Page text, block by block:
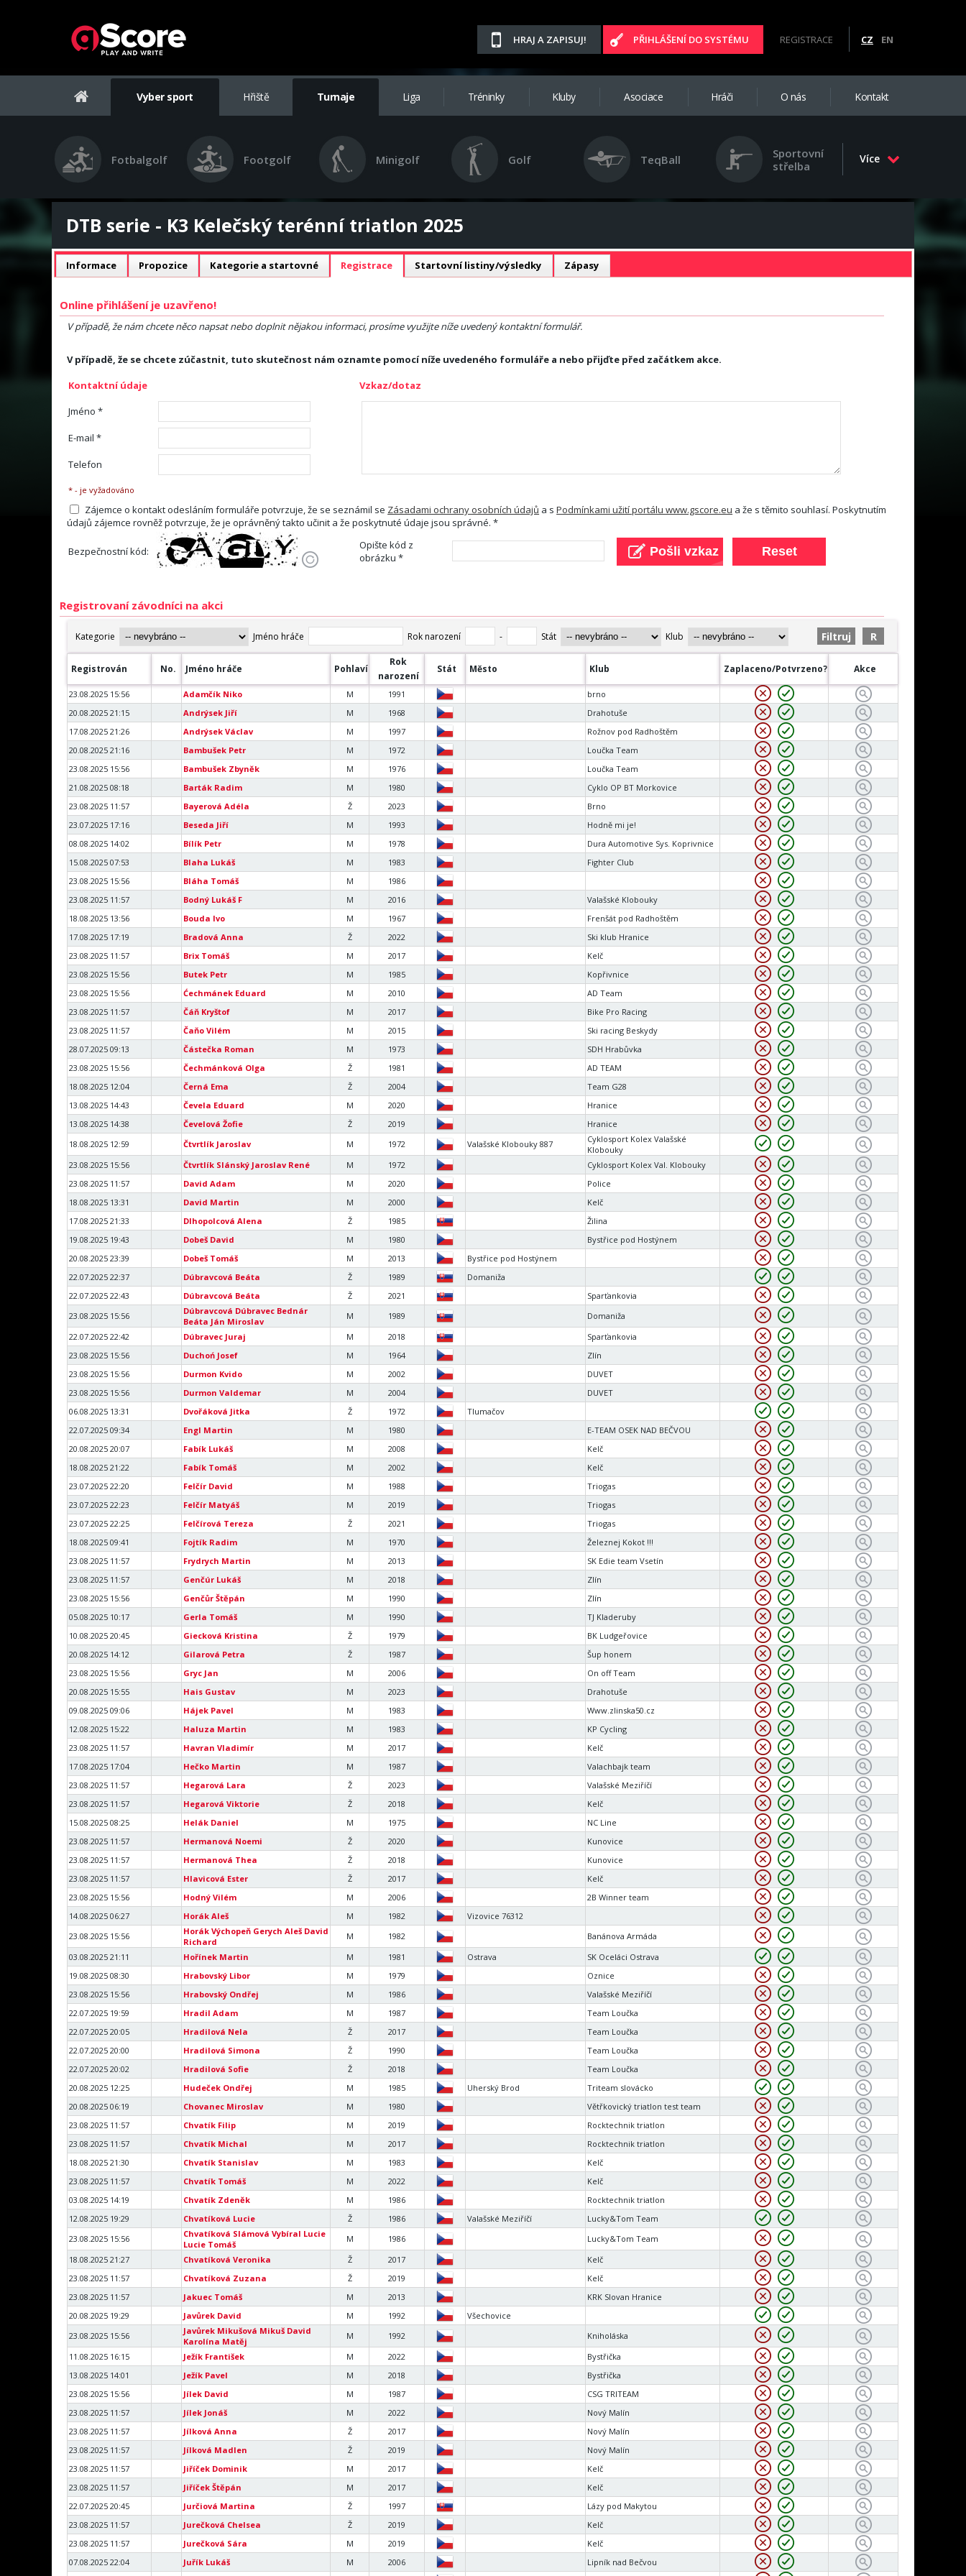
HRAJ A ZAPISUJ! PŘIHLÁŠENÍ DO SYSTÉMU REGISTRACE CZ EN
Vyber sport Hřiště Turnaje Liga Tréninky Kluby Asociace Hráči O nás Kontakt
Fotbalgolf Footgolf Minigolf Golf TeqBall
Sportovní
střelba
Více
DTB serie - K3 Kelečský terénní triatlon 2025
Informace Propozice Kategorie a startovné Registrace Startovní listiny/výsledky Zápasy
Online přihlášení je uzavřeno!
V případě, že nám chcete něco napsat nebo doplnit nějakou informaci, prosíme využijte níže uvedený kontaktní formulář.
V případě, že se chcete zúčastnit, tuto skutečnost nám oznamte pomocí níže uvedeného formuláře a nebo přijďte před začátkem akce.
Kontaktní údaje
Jméno *
E-mail *
Telefon
* - je vyžadováno
Vzkaz/dotaz
Zájemce o kontakt odesláním formuláře potvrzuje, že se seznámil se Zásadami ochrany osobních údajů a sPodmínkami užití portálu www.gscore.eu a že s těmito souhlasí. Poskytnutím
údajů zájemce rovněž potvrzuje, že je oprávněný takto učinit a že poskytnuté údaje jsou správné. *
Bezpečnostní kód:
Opište kód z
obrázku *
Registrovaní závodníci na akci
Registrován No. Jméno hráče Pohlaví
Rok
narození
Stát Město Klub Zaplaceno/Potvrzeno? Akce
23.08.2025 15:56 Adamčík Niko M 1991
brno
20.08.2025 21:15
Andrýsek Jiří M 1968
Drahotuše
17.08.2025 21:26
Andrýsek Václav M 1997
Rožnov pod Radhoštěm
20.08.2025 21:16
Bambušek Petr M 1972
Loučka Team
23.08.2025 15:56
Bambušek Zbyněk M 1976
Loučka Team
21.08.2025 08:18
Barták Radim M 1980
Cyklo OP BT Morkovice
23.08.2025 11:57
Bayerová Adéla Ž 2023
Brno
23.07.2025 17:16
Beseda Jiří M 1993
Hodně mi je!
08.08.2025 14:02
Bílík Petr M 1978
Dura Automotive Sys. Koprivnice
15.08.2025 07:53
Blaha Lukáš M 1983
Fighter Club
23.08.2025 15:56
Bláha Tomáš M
1986
23.08.2025 11:57
Bodný Lukáš F M 2016
Valašské Klobouky
18.08.2025 13:56
Bouda Ivo M 1967
Frenšát pod Radhoštěm
17.08.2025 17:19
Bradová Anna Ž 2022
Ski klub Hranice
23.08.2025 11:57
Brix Tomáš M 2017
Kelč
23.08.2025 15:56
Butek Petr M 1985
Kopřivnice
23.08.2025 15:56
Ćechmánek Eduard M 2010
AD Team
23.08.2025 11:57
Čáň Kryštof M 2017
Bike Pro Racing
23.08.2025 11:57
Čaňo Vilém M 2015
Ski racing Beskydy
28.07.2025 09:13
Částečka Roman M 1973
SDH Hrabůvka
23.08.2025 15:56
Čechmánková Olga Ž 1981
AD TEAM
18.08.2025 12:04
Černá Ema Ž 2004
Team G28
13.08.2025 14:43
Čevela Eduard M 2020
Hranice
13.08.2025 14:38
Čevelová Žofie Ž 2019
Hranice
18.08.2025 12:59
Čtvrtlík Jaroslav M 1972 Valašské Klobouky 887
Cyklosport Kolex Valašské
Klobouky
23.08.2025 15:56
Čtvrtlík Slánský Jaroslav René M 1972
Cyklosport Kolex Val. Klobouky
23.08.2025 11:57
David Adam M 2020
Police
18.08.2025 13:31
David Martin M 2000
Kelč
17.08.2025 21:33
Dlhopolcová Alena Ž 1985
Žilina
19.08.2025 19:43
Dobeš David M 1980
Bystřice pod Hostýnem
20.08.2025 23:39
Dobeš Tomáš M 2013
Bystřice pod Hostýnem
22.07.2025 22:37
Dúbravcová Beáta Ž 1989
Domaniža
22.07.2025 22:43
Dúbravcová Beáta Ž 2021
Sparťankovia
23.08.2025 15:56
Dúbravcová Dúbravec Bednár
Beáta Ján Miroslav
M 1989
Domaniža
22.07.2025 22:42
Dúbravec Juraj M 2018
Sparťankovia
23.08.2025 15:56
Duchoń Josef M 1964
Zlín
23.08.2025 15:56
Durmon Kvido M 2002
DUVET
23.08.2025 15:56
Durmon Valdemar M 2004
DUVET
06.08.2025 13:31
Dvořáková Jitka Ž 1972
Tlumačov
22.07.2025 09:34
Engl Martin M 1980
E-TEAM OSEK NAD BEČVOU
20.08.2025 20:07
Fabík Lukáš M 2008
Kelč
18.08.2025 21:22
Fabík Tomáš M 2002
Kelč
23.07.2025 22:20
Felčír David M 1988
Triogas
23.07.2025 22:23
Felčír Matyáš M 2019
Triogas
23.07.2025 22:25
Felčírová Tereza Ž 2021
Triogas
18.08.2025 09:41
Fojtík Radim M 1970
Železnej Kokot !!!
23.08.2025 11:57
Frydrych Martin M 2013
SK Edie team Vsetín
23.08.2025 11:57
Genčúr Lukáš M 2018
Zlín
23.08.2025 15:56
Genčůr Štěpán M 1990
Zlín
05.08.2025 10:17
Gerla Tomáš M 1990
TJ Kladeruby
10.08.2025 20:45
Giecková Kristina Ž 1979
BK Ludgeřovice
20.08.2025 14:12
Gilarová Petra Ž 1987
Šup honem
23.08.2025 15:56
Gryc Jan M 2006
On off Team
20.08.2025 15:55
Hais Gustav M 2023
Drahotuše
09.08.2025 09:06
Hájek Pavel M 1983
Www.zlinska50.cz
12.08.2025 15:22
Haluza Martin M 1983
KP Cycling
23.08.2025 11:57
Havran Vladimír M 2017
Kelč
17.08.2025 17:04
Hečko Martin M 1987
Valachbajk team
23.08.2025 11:57
Hegarová Lara Ž 2023
Valašské Meziříčí
23.08.2025 11:57
Hegarová Viktorie Ž 2018
Kelč
15.08.2025 08:25
Helák Daniel M 1975
NC Line
23.08.2025 11:57
Hermanová Noemi Ž 2020
Kunovice
23.08.2025 11:57
Hermanová Thea Ž 2018
Kunovice
23.08.2025 11:57
Hlavicová Ester Ž 2017
Kelč
23.08.2025 15:56
Hodný Vilém M 2006
2B Winner team
14.08.2025 06:27
Horák Aleš M 1982
Vizovice 76312
23.08.2025 15:56
Horák Výchopeň Gerych Aleš David
Richard
M 1982
Banánova Armáda
03.08.2025 21:11
Hořínek Martin M 1981 Ostrava
SK Oceláci Ostrava
19.08.2025 08:30
Hrabovský Libor M 1979
Oznice
23.08.2025 15:56
Hrabovský Ondřej M 1986
Valašské Meziříčí
22.07.2025 19:59
Hradil Adam M 1987
Team Loučka
22.07.2025 20:05
Hradilová Nela Ž 2017
Team Loučka
22.07.2025 20:00
Hradilová Simona Ž 1990
Team Loučka
22.07.2025 20:02
Hradilová Sofie Ž 2018
Team Loučka
20.08.2025 12:25
Hudeček Ondřej M 1985 Uherský Brod
Triteam slovácko
20.08.2025 06:19
Chovanec Miroslav M 1980
Větřkovický triatlon test team
23.08.2025 11:57
Chvatík Filip M 2019
Rocktechnik triatlon
23.08.2025 11:57
Chvatík Michal M 2017
Rocktechnik triatlon
18.08.2025 21:30
Chvatík Stanislav M 1983
Kelč
23.08.2025 11:57
Chvatík Tomáš M 2022
Kelč
03.08.2025 14:19
Chvatík Zdeněk M 1986
Rocktechnik triatlon
12.08.2025 19:29
Chvatíková Lucie Ž 1986 Valašské Meziříčí
Lucky&Tom Team
23.08.2025 15:56
Chvatíková Slámová Vybíral Lucie
Lucie Tomáš
M 1986
Lucky&Tom Team
18.08.2025 21:27
Chvatíková Veronika Ž 2017
Kelč
23.08.2025 11:57
Chvatíková Zuzana Ž 2019
Kelč
23.08.2025 11:57
Jakuec Tomáš M 2013
KRK Slovan Hranice
20.08.2025 19:29
Javůrek David M 1992
Všechovice
23.08.2025 15:56
Javůrek Mikušová Mikuš David
Karolína Matěj
M 1992
Kniholáska
11.08.2025 16:15
Ježík František M 2022
Bystřička
13.08.2025 14:01
Ježík Pavel M 2018
Bystřička
23.08.2025 15:56
Jílek David M 1987
CSG TRITEAM
23.08.2025 11:57
Jílek Jonáš M 2022
Nový Malín
23.08.2025 11:57
Jílková Anna Ž 2017
Nový Malín
23.08.2025 11:57
Jílková Madlen Ž 2019
Nový Malín
23.08.2025 11:57
Jiříček Dominik M 2017
Kelč
23.08.2025 11:57
Jiříček Štěpán M 2017
Kelč
22.07.2025 20:45
Jurčiová Martina Ž 1997
Lázy pod Makytou
23.08.2025 11:57
Jurečková Chelsea Ž 2019
Kelč
23.08.2025 11:57
Jurečková Sára M 2019
Kelč
07.08.2025 22:04
Juřík Lukáš M 2006
Lipník nad Bečvou